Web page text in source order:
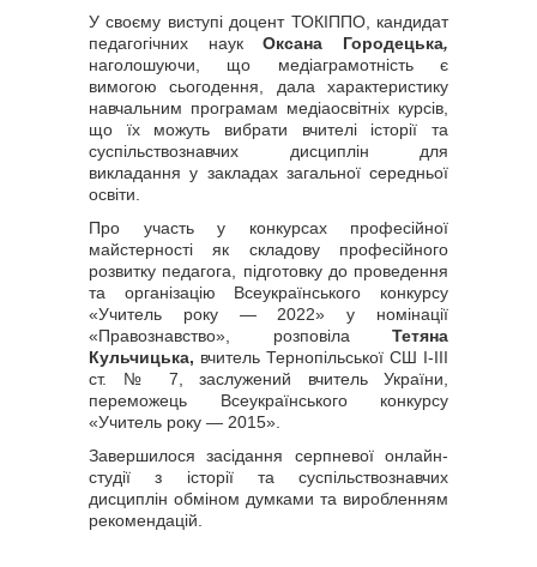
У своєму виступі доцент ТОКІППО, кандидат
педагогічних наукОксана Городецька,
наголошуючи, що медіаграмотність є
вимогою сьогодення, дала характеристику
навчальним програмам медіаосвітніх курсів,
що їх можуть вибрати вчителі історії та
суспільствознавчих дисциплін для
викладання у закладах загальної середньої
освіти.
Про участь у конкурсах професійної
майстерності як складову професійного
розвитку педагога, підготовку до проведення
та організацію Всеукраїнського конкурсу
«Учитель року — 2022» у номінації
«Правознавство», розповіла Тетяна
Кульчицька, вчитель Тернопільської СШ І-ІІІ
ст. № 7, заслужений вчитель України,
переможець Всеукраїнського конкурсу
«Учитель року — 2015».
Завершилося засідання серпневої онлайн-
студії з історії та суспільствознавчих
дисциплін обміном думками та виробленням
рекомендацій.